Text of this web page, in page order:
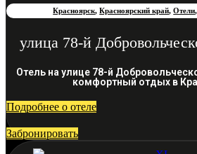
Красноярск,Красноярский край,Отели
улица 78-й
Отель на улице 78-й
комфортный отдых в
Подробнее о отеле
Забронировать